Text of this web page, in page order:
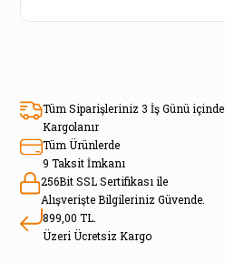
Tüm Siparişleriniz 3 İş Günü içinde
Kargolanır
Tüm Ürünlerde
9 Taksit İmkanı
256Bit SSL Sertifikası ile
Alışverişte Bilgileriniz Güvende.
899,00 TL.
Üzeri Ücretsiz Kargo